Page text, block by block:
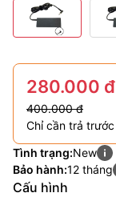
280.000 đ
400.000 đ
Chỉ cần trả trước
Tình trạng:New
Bảo hành:12 tháng
Cấu hình